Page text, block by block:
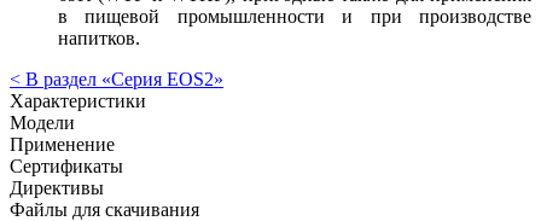
в пищевой промышленности и при производстве
напитков.
< В раздел «Серия EOS2»
Характеристики
Модели
Применение
Сертификаты
Директивы
Файлы для скачивания